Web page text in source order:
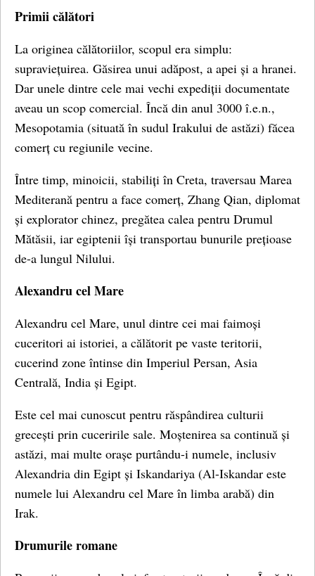
Primii călători
La originea călătoriilor, scopul era simplu:
supraviețuirea. Găsirea unui adăpost, a apei și a hranei.
Dar unele dintre cele mai vechi expediții documentate
aveau un scop comercial. Încă din anul 3000 î.e.n.,
Mesopotamia (situată în sudul Irakului de astăzi) făcea
comerț cu regiunile vecine.
Între timp, minoicii, stabiliți în Creta, traversau Marea
Mediterană pentru a face comerț, Zhang Qian, diplomat
și explorator chinez, pregătea calea pentru Drumul
Mătăsii, iar egiptenii își transportau bunurile prețioase
de-a lungul Nilului.
Alexandru cel Mare
Alexandru cel Mare, unul dintre cei mai faimoși
cuceritori ai istoriei, a călătorit pe vaste teritorii,
cucerind zone întinse din Imperiul Persan, Asia
Centrală, India și Egipt.
Este cel mai cunoscut pentru răspândirea culturii
grecești prin cuceririle sale. Moștenirea sa continuă și
astăzi, mai multe orașe purtându-i numele, inclusiv
Alexandria din Egipt și Iskandariya (Al-Iskandar este
numele lui Alexandru cel Mare în limba arabă) din
Irak.
Drumurile romane